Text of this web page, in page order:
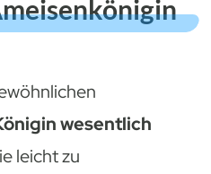
wesentlich
leicht zu